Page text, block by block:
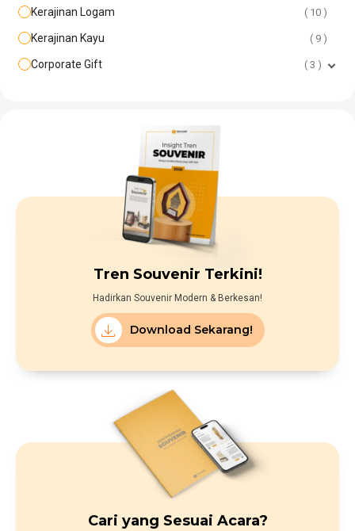
Kerajinan Logam 10
Kerajinan Kayu 9
Corporate Gift 3
Tren Souvenir Terkini!
Hadirkan Souvenir Modern & Berkesan!
Download Sekarang!
Cari yang Sesuai Acara?